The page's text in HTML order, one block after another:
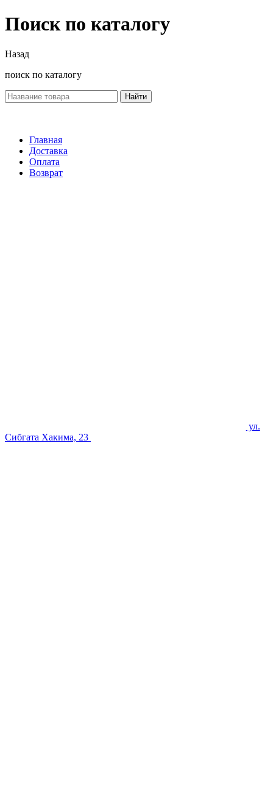
Поиск по каталогу
Назад
поиск по каталогу
Найти
Главная
Доставка
Оплата
Возврат
ул.
Сибгата Хакима, 23